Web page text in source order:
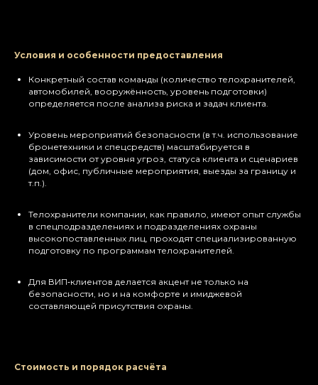
Условия и особенности предоставления
Конкретный состав команды (количество телохранителей,
автомобилей, вооружённость, уровень подготовки)
определяется после анализа риска и задач клиента.
Уровень мероприятий безопасности (в т.ч. использование
бронетехники и спецсредств) масштабируется в
зависимости от уровня угроз, статуса клиента и сценариев
(дом, офис, публичные мероприятия, выезды за границу и
т.п.).​
Телохранители компании, как правило, имеют опыт службы
в спецподразделениях и подразделениях охраны
высокопоставленных лиц, проходят специализированную
подготовку по программам телохранителей.​
Для ВИП‑клиентов делается акцент не только на
безопасности, но и на комфорте и имиджевой
составляющей присутствия охраны.
Стоимость и порядок расчёта